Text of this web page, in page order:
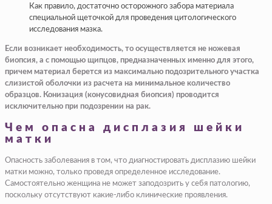
Как правило, достаточно осторожного забора материала
специальной щеточкой для проведения цитологического
исследования мазка.
Если возникает необходимость, то осуществляется не ножевая
биопсия, а с помощью щипцов, предназначенных именно для этого,
причем материал берется из максимально подозрительного участка
слизистой оболочки из расчета на минимальное количество
образцов. Конизация (конусовидная биопсия) проводится
исключительно при подозрении на рак.
Чем опасна дисплазия шейки
матки
Опасность заболевания в том, что диагностировать дисплазию шейки
матки можно, только проведя определенное исследование.
Самостоятельно женщина не может заподозрить у себя патологию,
поскольку отсутствуют какие-либо клинические проявления.